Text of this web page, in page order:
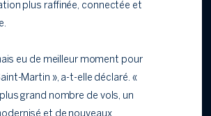
plus raffinée, connectée et
eu de meilleur moment pour
Martin », a-t-elle déclaré. «
grand nombre de vols, un